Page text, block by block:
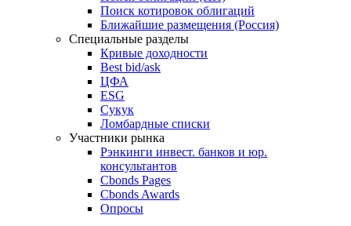
Облигации
Поиски
Поиск облигаций & Карты рынка
Поиск облигаций (ИИ)
Поиск котировок облигаций
Ближайшие размещения (Россия)
Специальные разделы
Кривые доходности
Best bid/ask
ЦФА
ESG
Сукук
Ломбардные списки
Участники рынка
Рэнкинги инвест. банков и юр.